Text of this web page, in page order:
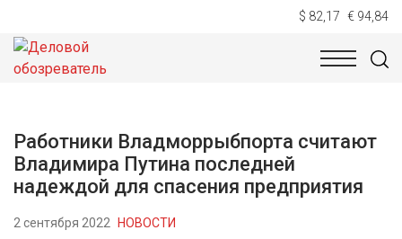
$ 82,17 € 94,84
НОВОСТИ
Работники Владморрыбпорта считают
Владимира Путина последней
надеждой для спасения предприятия
2 сентября 2022 НОВОСТИ